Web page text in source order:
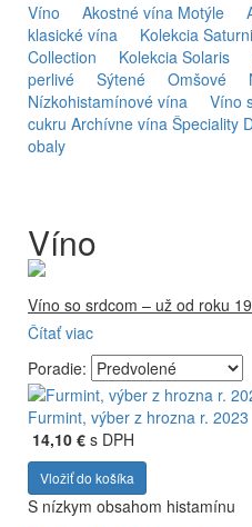
Víno Akostné vína Motýle
klasické vína
Kolekcia
Collection
Kolekcia Solaris
perlivé
Sýtené Omšové
Nízkohistamínové vína
Víno
cukru Archívne vína Špeciality
obaly
Víno
Víno so srdcom – už od roku
Firma Ostrožovič je
slovenskom Tokaji.
Vyrábame kvalitné odrodové a
priniesli na slovenský trh sólo
odrôd Furmint, Lipovina a
technológiou. Hrozno
technológiami, vrátane riadenej
Čítať viac
Poradie:
Furmint, výber z hrozna r. 2023
14,10 € s DPH
Vložiť do košíka
S nízkym obsahom histamínu